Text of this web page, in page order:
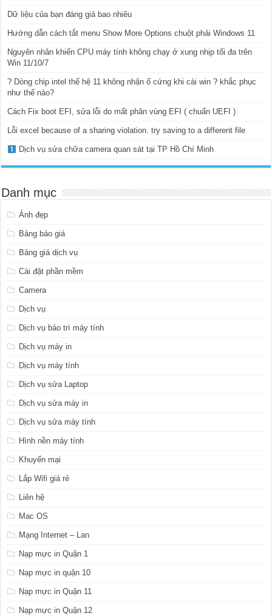
Dữ liệu của bạn đáng giá bao nhiêu
Hướng dẫn cách tắt menu Show More Options chuột phải Windows 11
Nguyên nhân khiến CPU máy tính không chạy ở xung nhịp tối đa trên
Win 11/10/7
? Dòng chip intel thế hệ 11 không nhận ổ cứng khi cài win ? khắc phục
như thế nào?
Cách Fix boot EFI, sửa lỗi do mất phân vùng EFI ( chuẩn UEFI )
Lỗi excel because of a sharing violation. try saving to a different file
Dịch vụ sửa chữa camera quan sát tại TP Hồ Chí Minh
Danh mục
Ảnh đẹp
Bảng báo giá
Bảng giá dịch vụ
Cài đặt phần mềm
Camera
Dịch vụ
Dịch vụ bảo trì máy tính
Dịch vụ máy in
Dịch vụ máy tính
Dịch vụ sửa Laptop
Dịch vụ sửa máy in
Dịch vụ sửa máy tính
Hình nền máy tính
Khuyến mại
Lắp Wifi giá rẻ
Liên hệ
Mac OS
Mạng Internet – Lan
Nạp mực in Quận 1
Nạp mực in quận 10
Nạp mực in Quận 11
Nạp mực in Quận 12